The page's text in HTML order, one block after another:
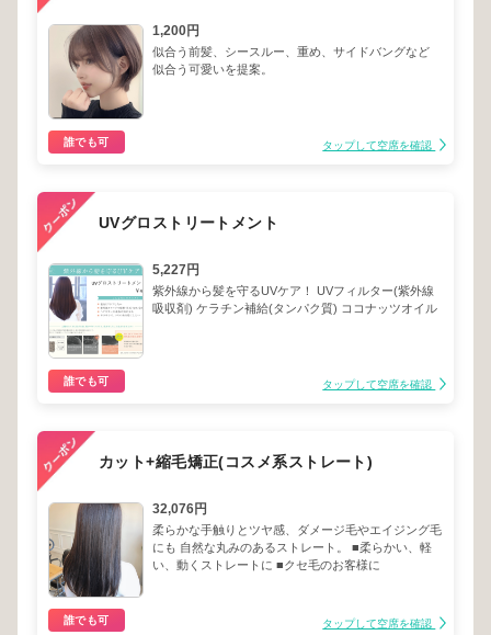
1,200円
似合う前髪、シースルー、重め、サイドバングなど
似合う可愛いを提案。
誰でも可 タップして空席を確認
UVグロストリートメント
5,227円
紫外線から髪を守るUVケア！ UVフィルター(紫外線
吸収剤) ケラチン補給(タンパク質) ココナッツオイル
誰でも可 タップして空席を確認
カット+縮毛矯正(コスメ系ストレート)
32,076円
柔らかな手触りとツヤ感、ダメージ毛やエイジング毛
にも 自然な丸みのあるストレート。 ■柔らかい、軽
い、動くストレートに ■クセ毛のお客様に
誰でも可 タップして空席を確認